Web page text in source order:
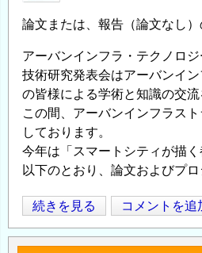
論文または、報告（論文なし
アーバンインフラ・テクノロ
技術研究発表会はアーバンイ
の皆様による学術と知識の交
この間、アーバンインフラス
しております。
今年は「スマートシティが描
以下のとおり、論文およびプ
第
30
回
続きを見る コメントを追